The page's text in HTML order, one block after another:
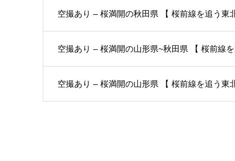
空撮あり – 桜満開の秋田県 【 桜前線を追う東
空撮あり – 桜満開の山形県~秋田県 【 桜前線
空撮あり – 桜満開の山形県 【 桜前線を追う東